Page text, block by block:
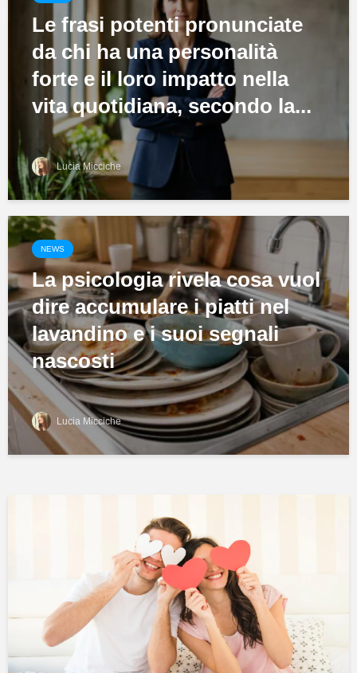
Le frasi potenti pronunciate
da chi ha una personalità
forte e il loro impatto nella
vita quotidiana, secondo la...
Lucia Micciche
NEWS
La psicologia rivela cosa vuol
dire accumulare i piatti nel
lavandino e i suoi segnali
nascosti
Lucia Micciche